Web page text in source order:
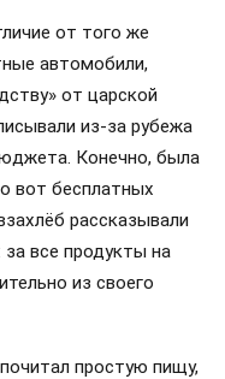
от того же
автомобили,
от царской
из-за рубежа
Конечно, была
вот бесплатных
рассказывали
все продукты на
из своего
простую пищу,